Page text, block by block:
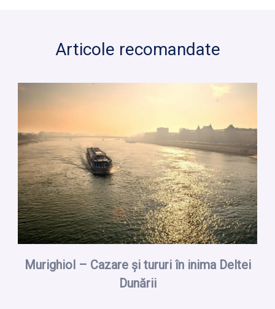
Articole recomandate
Murighiol – Cazare și tururi în inima Deltei
Dunării